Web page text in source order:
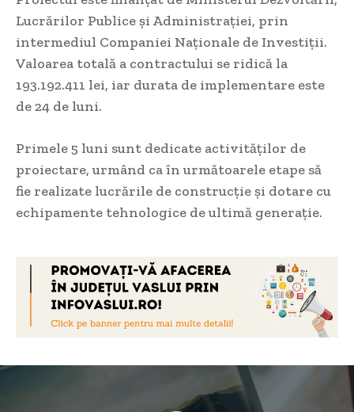
Lucrărilor Publice și Administrației, prin
intermediul Companiei Naționale de Investiții.
Valoarea totală a contractului se ridică la
193.192.411 lei, iar durata de implementare este
de 24 de luni.
Primele 5 luni sunt dedicate activităților de
proiectare, urmând ca în următoarele etape să
fie realizate lucrările de construcție și dotare cu
echipamente tehnologice de ultimă generație.